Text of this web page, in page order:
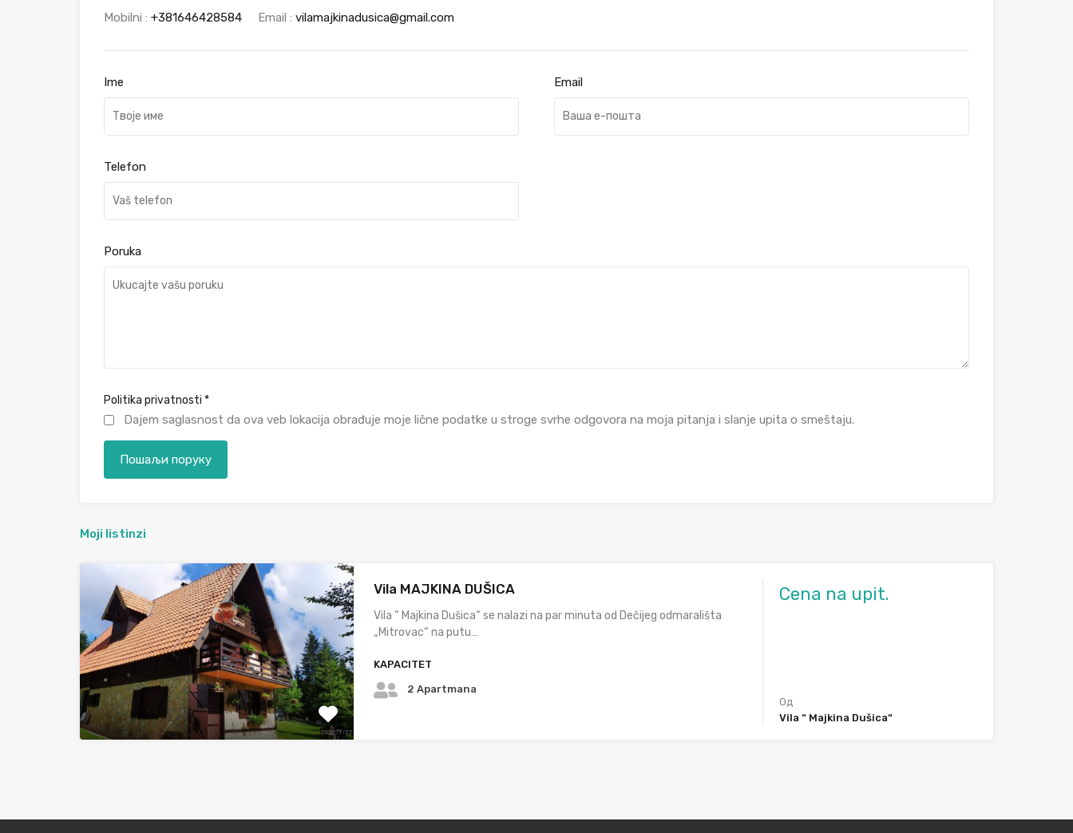
Mobilni : +381646428584 Email : vilamajkinadusica@gmail.com
Ime Email
Telefon
Poruka
Politika privatnosti *
Dajem saglasnost da ova veb lokacija obrađuje moje lične podatke u stroge svrhe odgovora na moja pitanja i slanje upita o smeštaju.
Moji listinzi
Vila MAJKINA DUŠICA
Vila “ Majkina Dušica“ se nalazi na par minuta od Dečijeg odmarališta
„Mitrovac“ na putu…
KAPACITET
2 Apartmana
Cena na upit.
Од
Vila “ Majkina Dušica“